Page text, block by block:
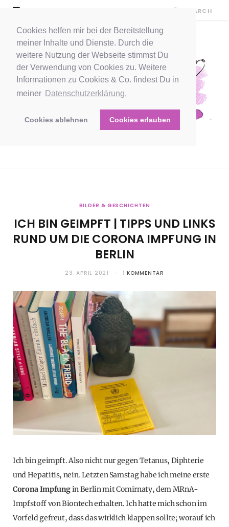
Cookies helfen mir bei der Bereitstellung
meiner Inhalte und Dienste. Durch die
weitere Nutzung der Webseite stimmst Du
der Verwendung von Cookies zu. Weitere
Informationen zu Cookies & Co. findest Du in
meiner Datenschutzerklärung.
Cookies ablehnen Cookies erlauben
BILDER & GESCHICHTEN
ICH BIN GEIMPFT | TIPPS UND LINKS
RUND UM DIE CORONA IMPFUNG IN
BERLIN
23. APRIL 2021 1 KOMMENTAR
Ich bin geimpft. Also nicht nur gegen Tetanus, Diphterie
und Hepatitis, nein. Letzten Samstag habe ich meine erste
Corona Impfungin Berlin mit Comirnaty, dem MRnA-
Impfstoff von Biontech erhalten. Ich hatte mich schon im
Vorfeld gefreut, dass das wirklich klappen sollte; worauf ich